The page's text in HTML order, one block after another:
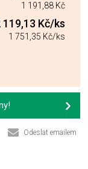
1 191,88 Kč
119,13 Kč/ks
1 751,35 Kč/ks
Odeslat emailem